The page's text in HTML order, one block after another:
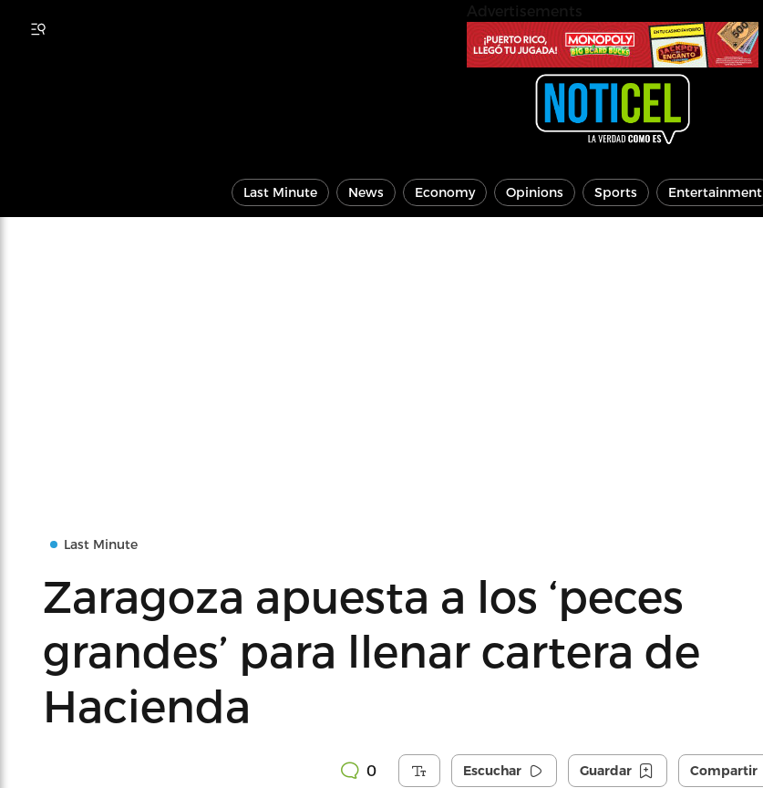
Last Minute News Economy Opinions Sports Entertainment
Last Minute
Zaragoza apuesta a los ‘peces
grandes’ para llenar cartera de
Hacienda
0 Escuchar Guardar Compartir